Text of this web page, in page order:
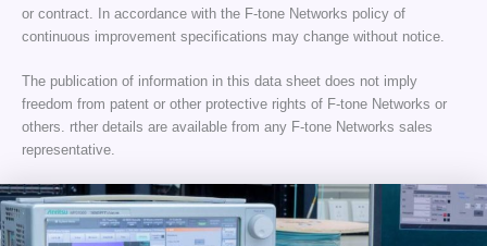
or contract. In accordance with the F-tone Networks policy of
continuous improvement specifications may change without notice.
The publication of information in this data sheet does not imply
freedom from patent or other protective rights of F-tone Networks or
others. rther details are available from any F-tone Networks sales
representative.